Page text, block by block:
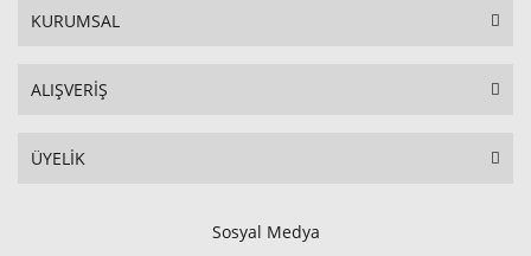
KURUMSAL
ALIŞVERİŞ
ÜYELİK
Sosyal Medya